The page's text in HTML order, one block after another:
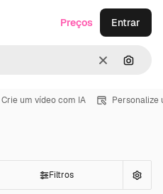
Limpar
Preços Entrar
Crie um vídeo com IA Personalize
Filtros